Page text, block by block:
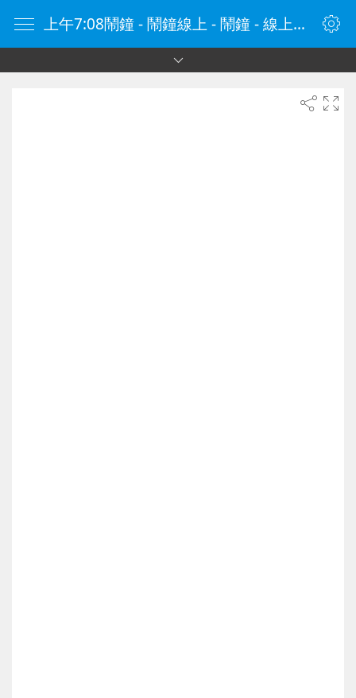
上午7:08鬧鐘 - 鬧鐘線上 - 鬧鐘 - 線上鬧鐘 - 在線鬧鐘 - 鬧鐘在線 - naozhong.tw